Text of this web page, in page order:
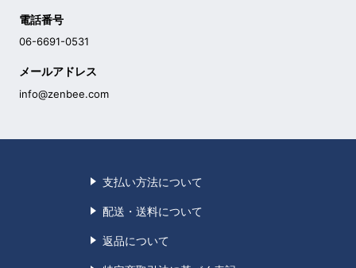
電話番号
06-6691-0531
メールアドレス
info@zenbee.com
支払い方法について
配送・送料について
返品について